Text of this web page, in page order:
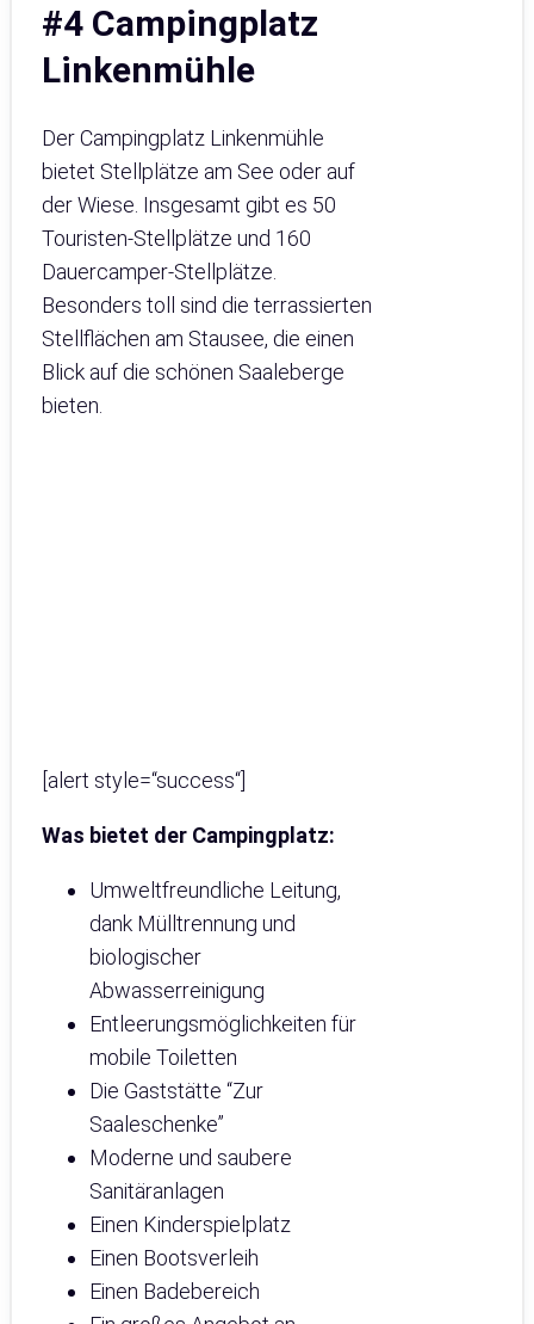
#4 Campingplatz
Linkenmühle
Der Campingplatz Linkenmühle
bietet Stellplätze am See oder auf
der Wiese. Insgesamt gibt es 50
Touristen-Stellplätze und 160
Dauercamper-Stellplätze.
Besonders toll sind die terrassierten
Stellflächen am Stausee, die einen
Blick auf die schönen Saaleberge
bieten.
[alert style=“success“]
Was bietet der Campingplatz:
Umweltfreundliche Leitung,
dank Mülltrennung und
biologischer
Abwasserreinigung
Entleerungsmöglichkeiten für
mobile Toiletten
Die Gaststätte “Zur
Saaleschenke”
Moderne und saubere
Sanitäranlagen
Einen Kinderspielplatz
Einen Bootsverleih
Einen Badebereich